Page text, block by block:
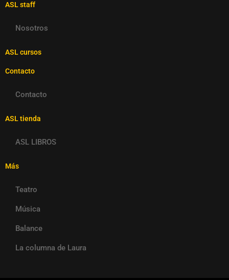
ASL staff
Nosotros
ASL cursos
Contacto
Contacto
ASL tienda
ASL LIBROS
Más
Teatro
Música
Balance
La columna de Laura